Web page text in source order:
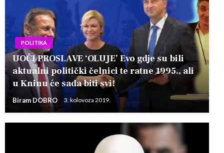
POLITIKA
UOČI PROSLAVE ‘OLUJE’ Evo gdje su bili
aktualni politički čelnici te ratne 1995., ali
u Kninu će sada biti svi!
Biram DOBRO 3. kolovoza 2019.